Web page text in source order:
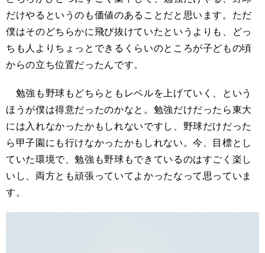
だけやるというのも価値のあることだと思います。ただ
僕はそのどちらかに飛び抜けていたというよりも、どっ
ちも人よりちょっとできるくらいのところが子どもの頃
からの立ち位置だったんです。
勉強も野球もどちらともレベルを上げていく、という
ほうが僕は得意だったのかなと。勉強だけだったら東大
には入れなかったかもしれないですし、野球だけだった
ら甲子園にも行けなかったかもしれない。今、目標とし
ていた環境で、勉強も野球もできているのはすごく楽し
いし、両方とも頑張っていてよかったなって思っていま
す。